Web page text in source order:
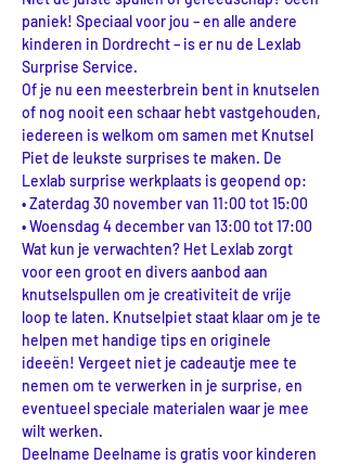
paniek! Speciaal voor jou – en alle andere
kinderen in Dordrecht – is er nu de Lexlab
Surprise Service.
Of je nu een meesterbrein bent in knutselen
of nog nooit een schaar hebt vastgehouden,
iedereen is welkom om samen met Knutsel
Piet de leukste surprises te maken. De
Lexlab surprise werkplaats is geopend op:
• Zaterdag 30 november van 11:00 tot 15:00
• Woensdag 4 december van 13:00 tot 17:00
Wat kun je verwachten? Het Lexlab zorgt
voor een groot en divers aanbod aan
knutselspullen om je creativiteit de vrije
loop te laten. Knutselpiet staat klaar om je te
helpen met handige tips en originele
ideeën! Vergeet niet je cadeautje mee te
nemen om te verwerken in je surprise, en
eventueel speciale materialen waar je mee
wilt werken.
Deelname Deelname is gratis voor kinderen